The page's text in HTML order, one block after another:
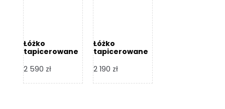
Łóżko
tapicerowane
Design
2 590 zł
Łóżko
tapicerowane
Design
2 190 zł